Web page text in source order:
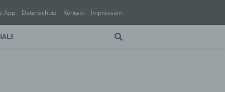
App Datenschutz Kontakt Impressum